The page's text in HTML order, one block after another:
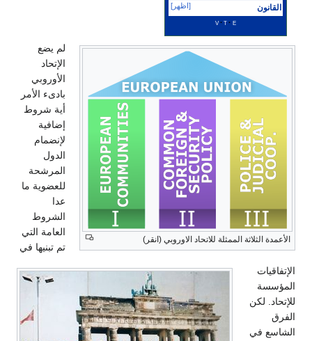
القانون
[اظهر]
v
t e
الأعمدة الثلاثة الممثلة للاتحاد الاوروبي (انقر)
لم يضع
الإتحاد
الأوروبي
بادىء الأمر
أية شروط
إضافية
لإنضمام
الدول
المرشحة
للعضوية ما
عدا
الشروط
العامة التي
تم تبنيها في
الإتفاقيات
المؤسسة
للإتحاد. لكن
الفرق
الشاسع في